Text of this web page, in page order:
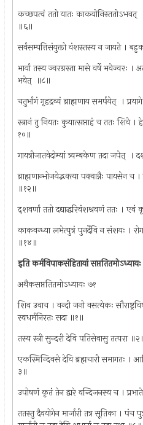
कच्छपत्वं ततो यातः काकयोनिस्ततोऽभवत्
॥६॥
सर्वसम्पत्तिसंयुक्तो वंशस्तस्य न जायते ।
भार्या तस्य ज्वरग्रस्ता मासे वर्षे भवेज्वरः ।
भवेत् ‌ ॥८॥
चतुर्भागं गृहद्रव्यं ब्राह्मणाय समर्पयेत् ‌ ।
स्त्रानं तु नियतः कुयात्सप्ताहं च ततः शिवे ।
१०॥
गायत्रीजातवेदोम्यां त्र्यम्बकेण तदा जपेत् ‌ ।
ब्राह्मणान्भोजयेद्भक्त्या पक्वान्नैः पायसेन च ।
॥१२॥
द्शवर्णां ततो दद्याद्धरिवंशश्रवणं ततः । एवं
काकवन्ध्या लभेत्पुत्रं पुनर्देवि न संशयः ।
॥१४॥
इति कर्मविपाकसंहितायां
अथैकसप्ततितमोऽध्यायः ७१
शिव उवाच । वन्दी जनो वसत्येकः
स्वधर्मनिरतः सदा ॥१॥
तस्य स्त्री सुन्दरी देवि पतिसेवासु तत्परा
एकस्मिन्दिवसे देवि ब्रह्मचारी समागतः
३॥
उपोषणं कृतं तेन द्वारे वन्दिजनस्य च ।
ततस्तु दैवयोगेन मार्जारी तत्र सूतिका । पंच